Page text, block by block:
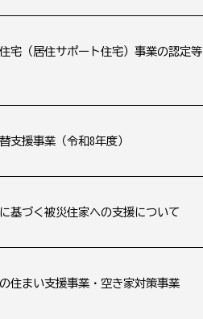
宅（居住サポート住宅）事業の認定等
支援事業（令和8年度）
基づく被災住家への支援について
住まい支援事業・空き家対策事業